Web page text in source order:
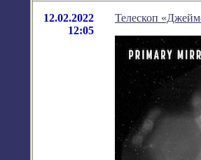
12.02.2022
12:05
Телескоп